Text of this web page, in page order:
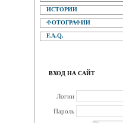
ИСТОРИИ
ФОТОГРАФИИ
F.A.Q.
ВХОД НА САЙТ
Логин
Пароль